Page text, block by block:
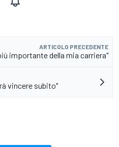
ARTICOLO PRECEDENTE
importante della mia carriera"
vincere subito"